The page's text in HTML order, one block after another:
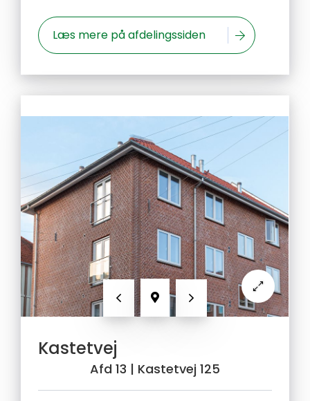
Læs mere på afdelingssiden
Forrige Næste
Kastetvej
Afd 13 | Kastetvej 125